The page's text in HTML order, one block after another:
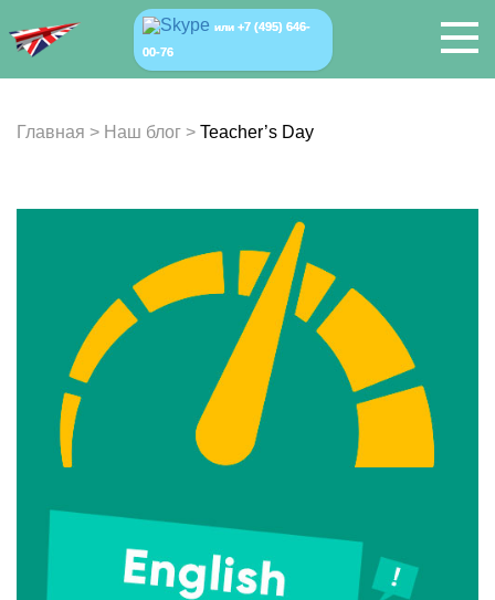
или +7 (495) 646-
00-76
Главная > Наш блог > Teacher’s Day